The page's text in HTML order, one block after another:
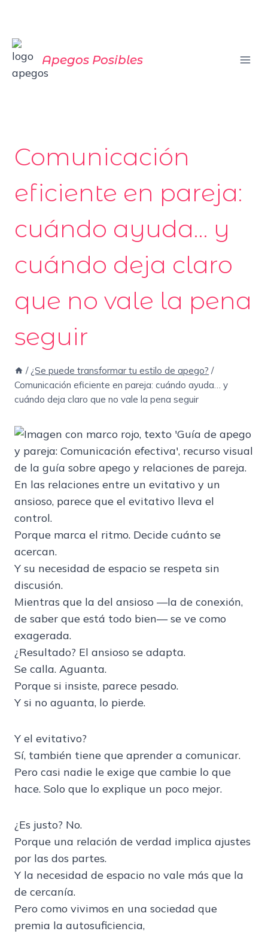
contenido
Apegos Posibles
Comunicación
eficiente en pareja:
cuándo ayuda… y
cuándo deja claro
que no vale la pena
seguir
/ ¿Se puede transformar tu estilo de apego? /
Comunicación eficiente en pareja: cuándo ayuda… y
cuándo deja claro que no vale la pena seguir
En las relaciones entre un evitativo y un
ansioso, parece que el evitativo lleva el
control.
Porque marca el ritmo. Decide cuánto se
acercan.
Y su necesidad de espacio se respeta sin
discusión.
Mientras que la del ansioso —la de conexión,
de saber que está todo bien— se ve como
exagerada.
¿Resultado? El ansioso se adapta.
Se calla. Aguanta.
Porque si insiste, parece pesado.
Y si no aguanta, lo pierde.
Y el evitativo?
Sí, también tiene que aprender a comunicar.
Pero casi nadie le exige que cambie lo que
hace. Solo que lo explique un poco mejor.
¿Es justo? No.
Porque una relación de verdad implica ajustes
por las dos partes.
Y la necesidad de espacio no vale más que la
de cercanía.
Pero como vivimos en una sociedad que
premia la autosuficiencia,